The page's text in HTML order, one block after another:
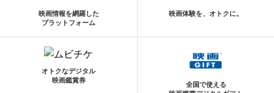
映画情報を網羅した
プラットフォーム
映画体験を、オトクに。
オトクなデジタル
映画鑑賞券
全国で使える